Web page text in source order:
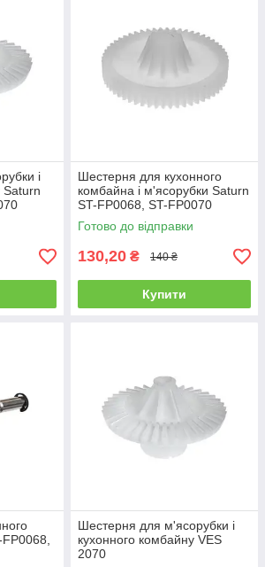
і
Saturn
Шестерня для кухонного
комбайна і м'ясорубки Saturn
ST-FP0068, ST-FP0070
Готово до відправки
130,20 ₴ 140 ₴
Купити
Шестерня для м'ясорубки і
кухонного комбайну VES
2070